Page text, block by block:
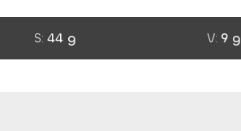
S: 44 g V: 9 g